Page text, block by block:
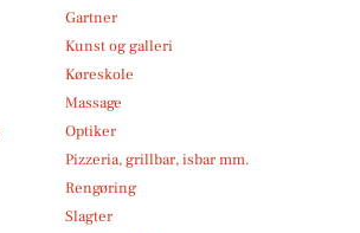
Gartner
Kunst og galleri
Køreskole
Massage
Optiker
Pizzeria, grillbar, isbar mm.
Rengøring
Slagter